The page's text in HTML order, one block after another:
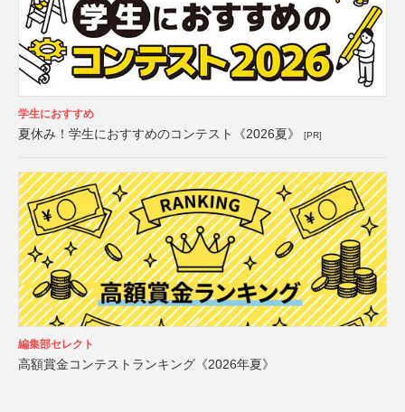
学生におすすめ
夏休み！学生におすすめのコンテスト《2026夏》 [PR]
編集部セレクト
高額賞金コンテストランキング《2026年夏》